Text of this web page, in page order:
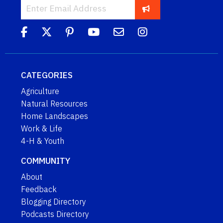
CATEGORIES
Agriculture
Natural Resources
Home Landscapes
Work & Life
4-H & Youth
COMMUNITY
About
Feedback
Blogging Directory
Podcasts Directory